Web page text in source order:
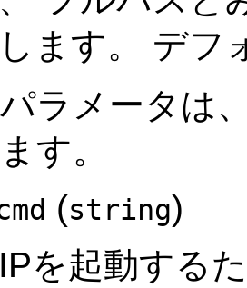
ます。 デフ
ラメータは
す。
(string)
を起動する